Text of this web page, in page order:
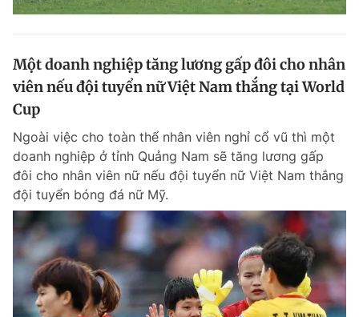
Một doanh nghiệp tăng lương gấp đôi cho nhân
viên nếu đội tuyển nữ Việt Nam thắng tại World
Cup
Ngoài việc cho toàn thể nhân viên nghỉ cổ vũ thì một
doanh nghiệp ở tỉnh Quảng Nam sẽ tăng lương gấp
đôi cho nhân viên nữ nếu đội tuyển nữ Việt Nam thắng
đội tuyển bóng đá nữ Mỹ.